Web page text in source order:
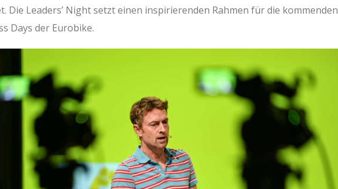
Die Leaders’ Night setzt einen inspirierenden Rahmen für die kommenden
Days der Eurobike.